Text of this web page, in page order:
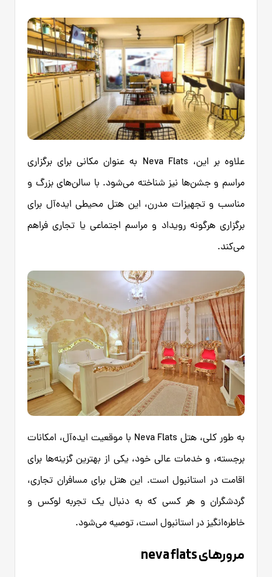
علاوه بر این، Neva Flats به عنوان مکانی برای برگزاری
مراسم و جشن‌ها نیز شناخته می‌شود. با سالن‌های بزرگ و
مناسب و تجهیزات مدرن، این هتل محیطی ایده‌آل برای
برگزاری هرگونه رویداد و مراسم اجتماعی یا تجاری فراهم
می‌کند.
به طور کلی، هتل Neva Flats با موقعیت ایده‌آل، امکانات
برجسته، و خدمات عالی خود، یکی از بهترین گزینه‌ها برای
اقامت در استانبول است. این هتل برای مسافران تجاری،
گردشگران و هر کسی که به دنبال یک تجربه لوکس و
خاطره‌انگیز در استانبول است، توصیه می‌شود.
مرورهای neva flats